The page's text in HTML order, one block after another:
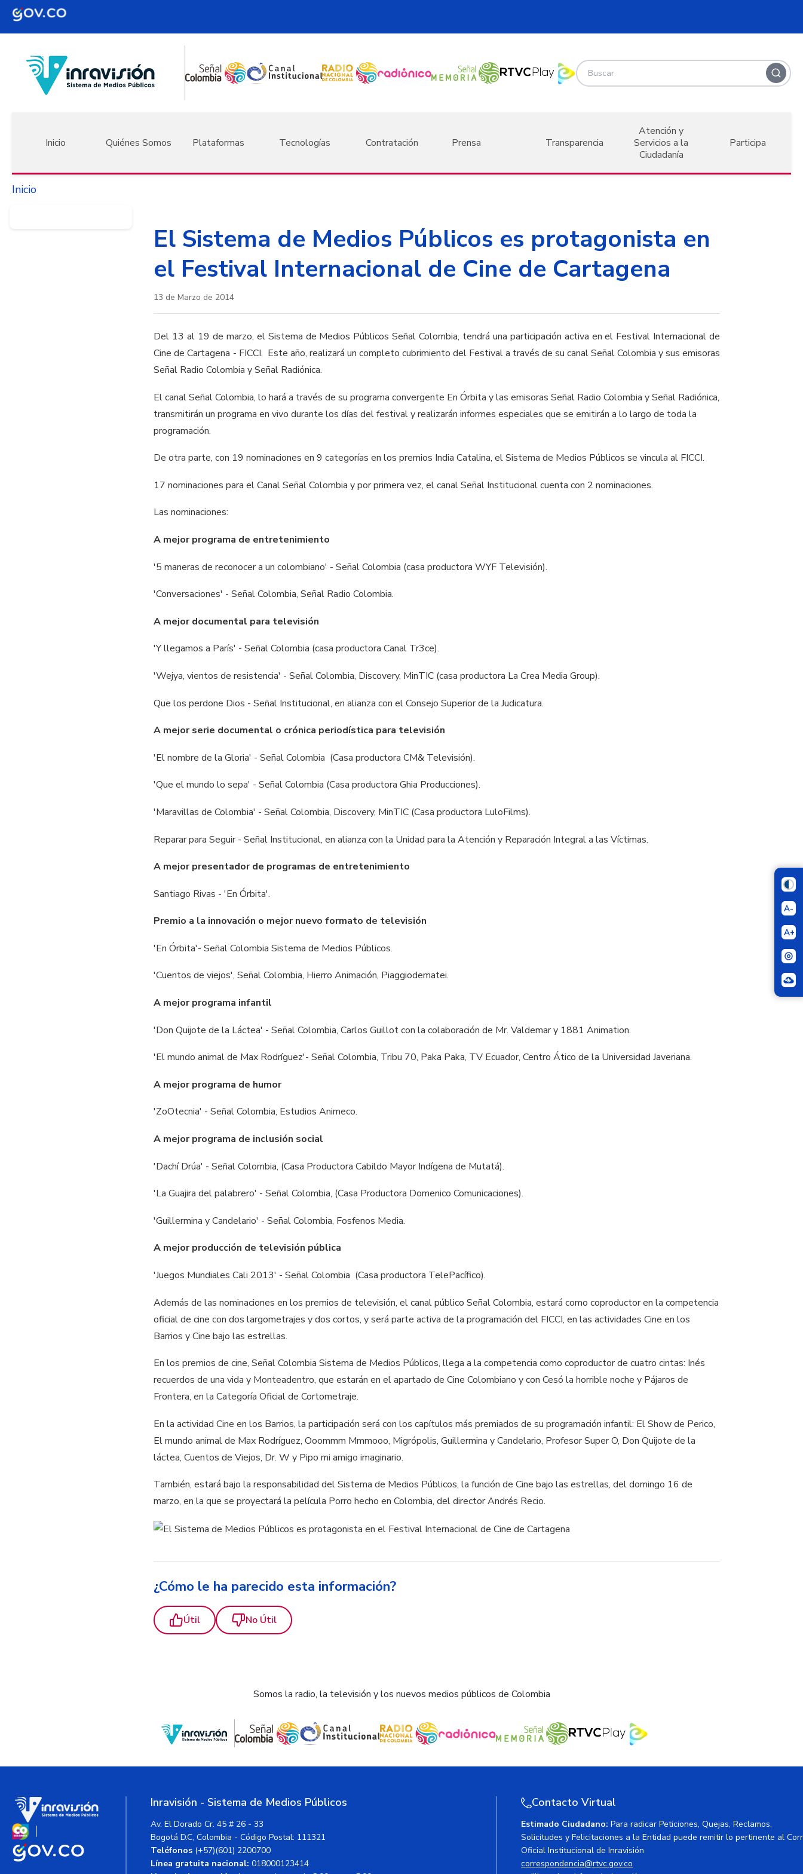
Pasar al contenido principal
Inicio Quiénes Somos Plataformas Tecnologías Contratación Prensa Transparencia
Atención y
Servicios a la
Ciudadanía
Participa
A-
A+
Inicio
El Sistema de Medios Públicos es protagonista en
el Festival Internacional de Cine de Cartagena
13 de Marzo de 2014
Del 13 al 19 de marzo, el Sistema de Medios Públicos Señal Colombia, tendrá una participación activa en el Festival Internacional de
Cine de Cartagena - FICCI. Este año, realizará un completo cubrimiento del Festival a través de su canal Señal Colombia y sus emisoras
Señal Radio Colombia y Señal Radiónica.
El canal Señal Colombia, lo hará a través de su programa convergente En Órbita y las emisoras Señal Radio Colombia y Señal Radiónica,
transmitirán un programa en vivo durante los días del festival y realizarán informes especiales que se emitirán a lo largo de toda la
programación.
De otra parte, con 19 nominaciones en 9 categorías en los premios India Catalina, el Sistema de Medios Públicos se vincula al FICCI.
17 nominaciones para el Canal Señal Colombia y por primera vez, el canal Señal Institucional cuenta con 2 nominaciones.
Las nominaciones:
A mejor programa de entretenimiento
'5 maneras de reconocer a un colombiano' - Señal Colombia (casa productora WYF Televisión).
'Conversaciones' - Señal Colombia, Señal Radio Colombia.
A mejor documental para televisión
'Y llegamos a París' - Señal Colombia (casa productora Canal Tr3ce).
'Wejya, vientos de resistencia' - Señal Colombia, Discovery, MinTIC (casa productora La Crea Media Group).
Que los perdone Dios - Señal Institucional, en alianza con el Consejo Superior de la Judicatura.
A mejor serie documental o crónica periodística para televisión
'El nombre de la Gloria' - Señal Colombia (Casa productora CM& Televisión).
'Que el mundo lo sepa' - Señal Colombia (Casa productora Ghia Producciones).
'Maravillas de Colombia' - Señal Colombia, Discovery, MinTIC (Casa productora LuloFilms).
Reparar para Seguir - Señal Institucional, en alianza con la Unidad para la Atención y Reparación Integral a las Víctimas.
A mejor presentador de programas de entretenimiento
Santiago Rivas - 'En Órbita'.
Premio a la innovación o mejor nuevo formato de televisión
'En Órbita'- Señal Colombia Sistema de Medios Públicos.
'Cuentos de viejos', Señal Colombia, Hierro Animación, Piaggiodematei.
A mejor programa infantil
'Don Quijote de la Láctea' - Señal Colombia, Carlos Guillot con la colaboración de Mr. Valdemar y 1881 Animation.
'El mundo animal de Max Rodríguez'- Señal Colombia, Tribu 70, Paka Paka, TV Ecuador, Centro Ático de la Universidad Javeriana.
A mejor programa de humor
'ZoOtecnia' - Señal Colombia, Estudios Animeco.
A mejor programa de inclusión social
'Dachí Drúa' - Señal Colombia, (Casa Productora Cabildo Mayor Indígena de Mutatá).
'La Guajira del palabrero' - Señal Colombia, (Casa Productora Domenico Comunicaciones).
'Guillermina y Candelario' - Señal Colombia, Fosfenos Media.
A mejor producción de televisión pública
'Juegos Mundiales Cali 2013' - Señal Colombia (Casa productora TelePacífico).
Además de las nominaciones en los premios de televisión, el canal público Señal Colombia, estará como coproductor en la competencia
oficial de cine con dos largometrajes y dos cortos, y será parte activa de la programación del FICCI, en las actividades Cine en los
Barrios y Cine bajo las estrellas.
En los premios de cine, Señal Colombia Sistema de Medios Públicos, llega a la competencia como coproductor de cuatro cintas: Inés
recuerdos de una vida y Monteadentro, que estarán en el apartado de Cine Colombiano y con Cesó la horrible noche y Pájaros de
Frontera, en la Categoría Oficial de Cortometraje.
En la actividad Cine en los Barrios, la participación será con los capítulos más premiados de su programación infantil: El Show de Perico,
El mundo animal de Max Rodríguez, Ooommm Mmmooo, Migrópolis, Guillermina y Candelario, Profesor Super O, Don Quijote de la
láctea, Cuentos de Viejos, Dr. W y Pipo mi amigo imaginario.
También, estará bajo la responsabilidad del Sistema de Medios Públicos, la función de Cine bajo las estrellas, del domingo 16 de
marzo, en la que se proyectará la película Porro hecho en Colombia, del director Andrés Recio.
¿Cómo le ha parecido esta información?
Útil No Útil
Somos la radio, la televisión y los nuevos medios públicos de Colombia
Inravisión - Sistema de Medios Públicos
Av. El Dorado Cr. 45 # 26 - 33
Bogotá D.C, Colombia - Código Postal: 111321
Teléfonos (+57)(601) 2200700
Línea gratuita nacional: 018000123414
Contacto Virtual
Estimado Ciudadano: Para radicar Peticiones, Quejas, Reclamos,
Solicitudes y Felicitaciones a la Entidad puede remitir lo pertinente al
Oficial Institucional de Inravisión
correspondencia@rtvc.gov.co